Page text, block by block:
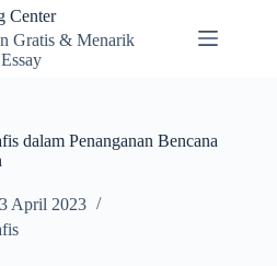
Center
Gratis & Menarik
dalam Penanganan Bencana
April 2023